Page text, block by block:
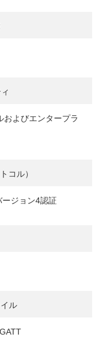
およびエンタープラ
コル）
ージョン4認証
ル